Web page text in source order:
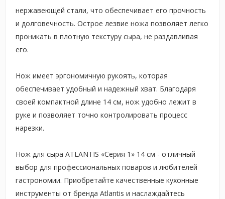
нержавеющей стали, что обеспечивает его прочность
и долговечность. Острое лезвие ножа позволяет легко
проникать в плотную текстуру сыра, не раздавливая
его.
Нож имеет эргономичную рукоять, которая
обеспечивает удобный и надежный хват. Благодаря
своей компактной длине 14 см, нож удобно лежит в
руке и позволяет точно контролировать процесс
нарезки.
Нож для сыра ATLANTIS «Серия 1» 14 см - отличный
выбор для профессиональных поваров и любителей
гастрономии. Приобретайте качественные кухонные
инструменты от бренда Atlantis и наслаждайтесь